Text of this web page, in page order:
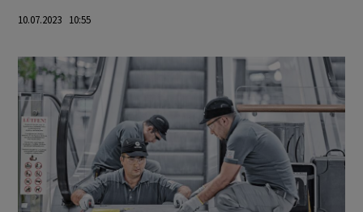
10.07.2023 10:55